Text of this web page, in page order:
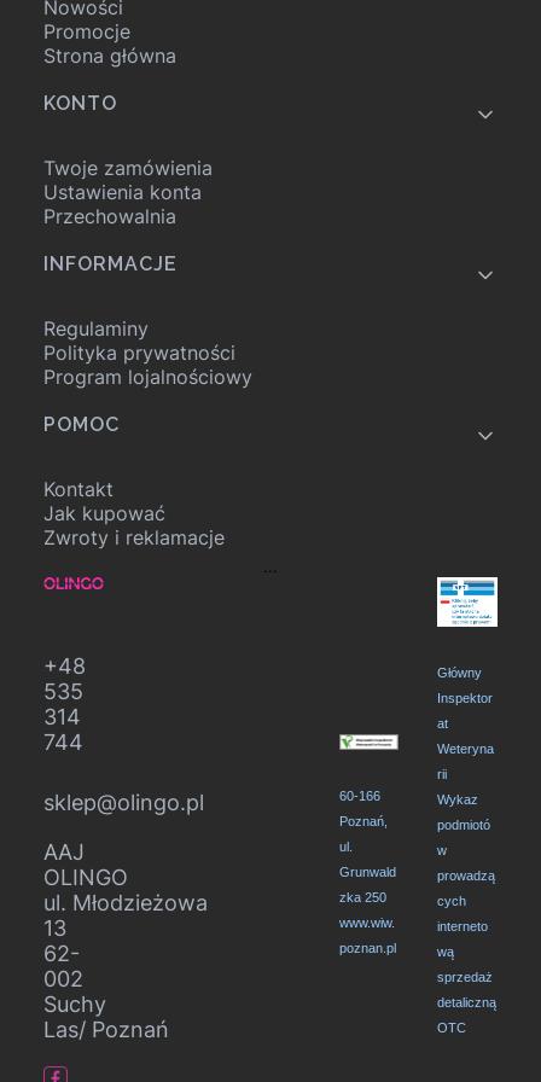
Nowości
Promocje
Strona główna
KONTO
Twoje zamówienia
Ustawienia konta
Przechowalnia
INFORMACJE
Regulaminy
Polityka prywatności
Program lojalnościowy
POMOC
Kontakt
Jak kupować
Zwroty i reklamacje
...
+48
535
314
744
sklep@olingo.pl
AAJ
OLINGO
ul. Młodzieżowa
13
62-
002
Suchy
Las/ Poznań
60-166
Poznań,
ul.
Grunwald
zka 250
www.wiw.
poznan.pl
Główny
Inspektor
at
Weteryna
rii
Wykaz
podmiotó
w
prowadzą
cych
interneto
wą
sprzedaż
detaliczną
OTC